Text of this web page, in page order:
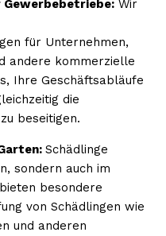
Gewerbebetriebe: Wir
für Unternehmen,
andere kommerzielle
Ihre Geschäftsabläufe
die
beseitigen.
Schädlinge
sondern auch im
besondere
von Schädlingen wie
und anderen